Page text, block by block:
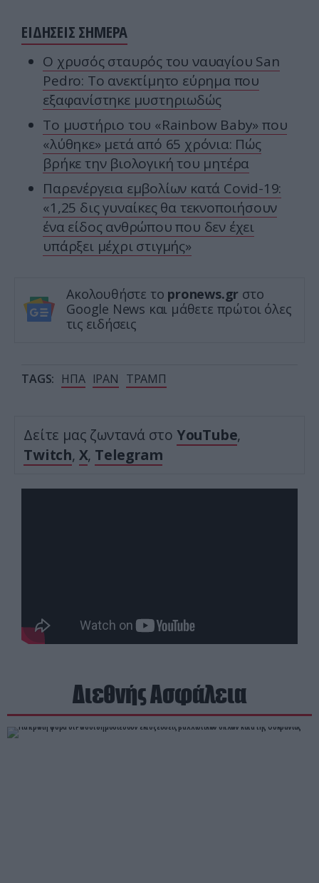
ΕΙΔΗΣΕΙΣ ΣΗΜΕΡΑ
Ο χρυσός σταυρός του ναυαγίου San
Pedro: Το ανεκτίμητο εύρημα που
εξαφανίστηκε μυστηριωδώς
Το μυστήριο του «Rainbow Baby» που
«λύθηκε» μετά από 65 χρόνια: Πώς
βρήκε την βιολογική του μητέρα
Παρενέργεια εμβολίων κατά Covid-19:
«1,25 δις γυναίκες θα τεκνοποιήσουν
ένα είδος ανθρώπου που δεν έχει
υπάρξει μέχρι στιγμής»
Ακολουθήστε το pronews.gr στο
Google News και μάθετε πρώτοι όλες
τις ειδήσεις
TAGS: ΗΠΑ ΙΡΑΝ ΤΡΑΜΠ
Δείτε μας ζωντανά στο YouTube,
Twitch, X, Telegram
Διεθνής Ασφάλεια